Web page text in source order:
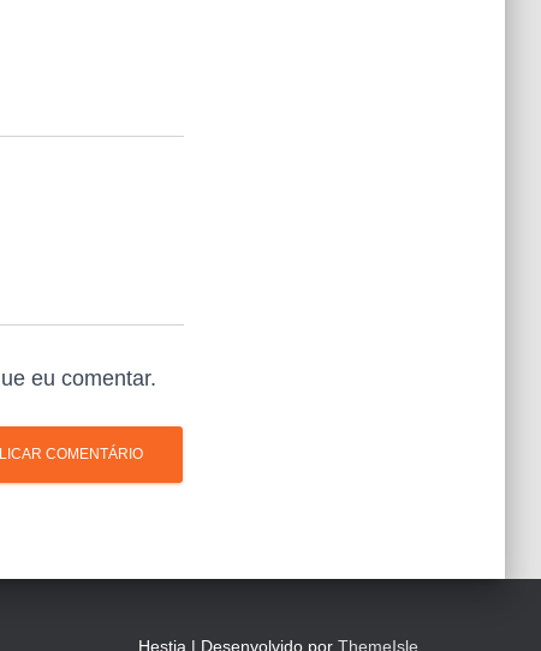
eu comentar.
Hestia | Desenvolvido por ThemeIsle